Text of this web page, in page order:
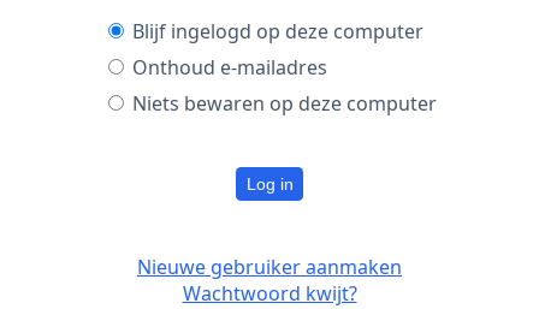
Blijf ingelogd op deze computer
Onthoud e-mailadres
Niets bewaren op deze computer
Log in
Nieuwe gebruiker aanmaken
Wachtwoord kwijt?